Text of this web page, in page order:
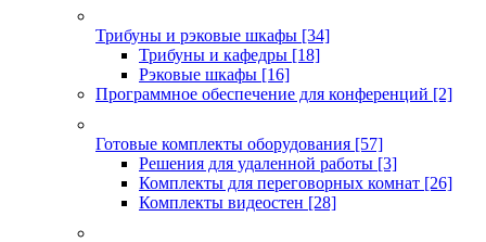
Трибуны и рэковые шкафы [34]
Трибуны и кафедры [18]
Рэковые шкафы [16]
Программное обеспечение для конференций [2]
Готовые комплекты оборудования [57]
Решения для удаленной работы [3]
Комплекты для переговорных комнат [26]
Комплекты видеостен [28]